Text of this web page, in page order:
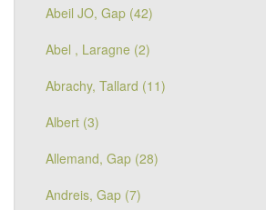
Abeil JO, Gap (42)
Abel , Laragne (2)
Abrachy, Tallard (11)
Albert (3)
Allemand, Gap (28)
Andreis, Gap (7)